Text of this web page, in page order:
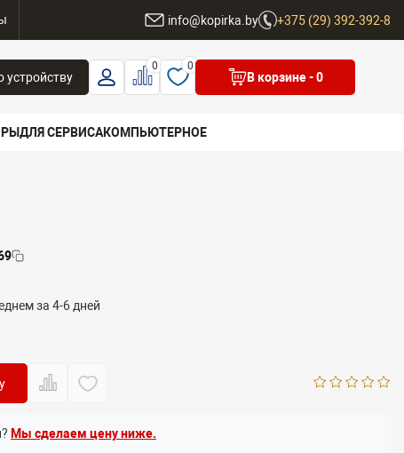
info@kopirka.by +375 (29) 392-392-8
устройству
бренд
0 0
В корзине- 0
ДЛЯ СЕРВИСАКОМПЬЮТЕРНОЕ
за 4-6 дней
Мы сделаем цену ниже.